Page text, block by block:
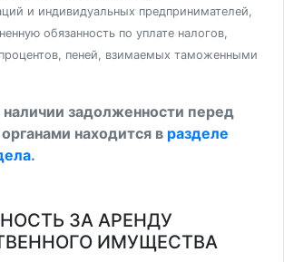
и индивидуальных предпринимателей,
обязанность по уплате налогов,
пеней, взимаемых таможенными
задолженности перед
находится в разделе
.
ЗА АРЕНДУ
ИМУЩЕСТВА